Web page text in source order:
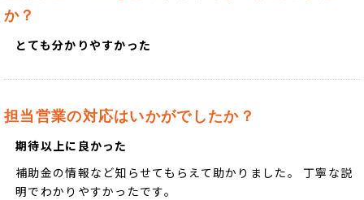
か？
とても分かりやすかった
担当営業の対応はいかがでしたか？
期待以上に良かった
補助金の情報など知らせてもらえて助かりました。 丁寧な説
明でわかりやすかったです。